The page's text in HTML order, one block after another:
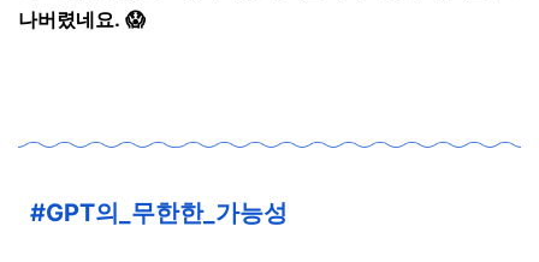
나버렸네요. 😱
#GPT의_무한한_가능성